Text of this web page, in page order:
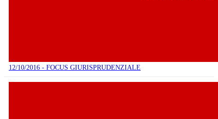
12/10/2016 - FOCUS GIURISPRUDENZIALE